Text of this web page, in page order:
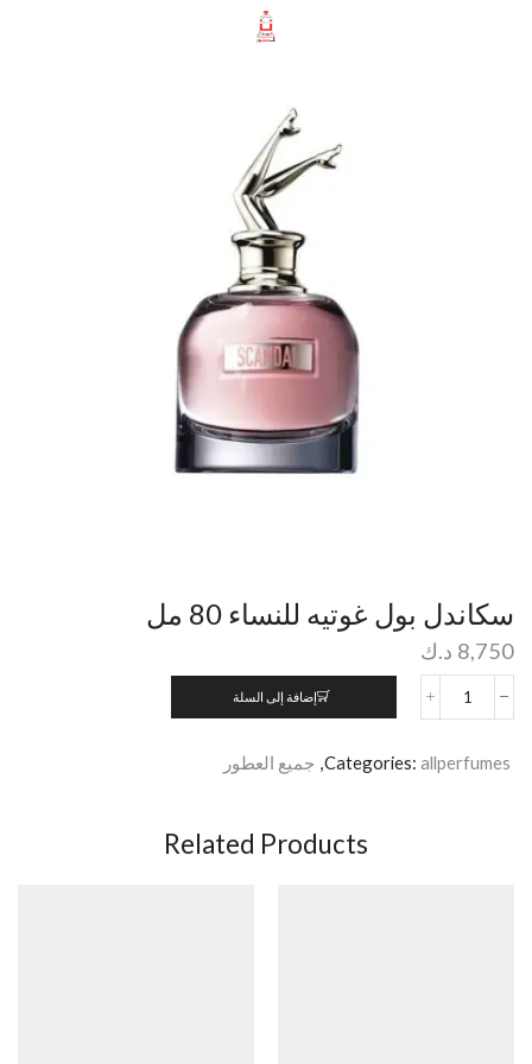
سكاندل بول غوتيه للنساء 80 مل
8,750 د.ك
إضافة إلى السلة
Categories: allperfumes
, جميع العطور
Related Products